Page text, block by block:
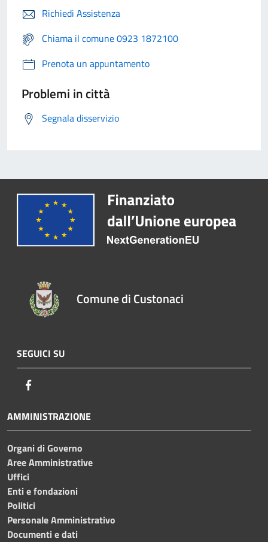
Richiedi Assistenza
Chiama il comune 0923 1872100
Prenota un appuntamento
Problemi in città
Segnala disservizio
Comune di Custonaci
SEGUICI SU
AMMINISTRAZIONE
Organi di Governo
Aree Amministrative
Uffici
Enti e fondazioni
Politici
Personale Amministrativo
Documenti e dati